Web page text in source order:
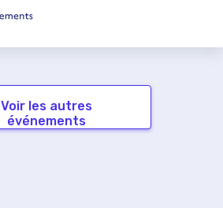
Voir les autres
événements